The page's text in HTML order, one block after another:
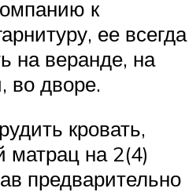
к
ее всегда
на веранде, на
во дворе.
кровать,
матрац на 2(4)
предварительно